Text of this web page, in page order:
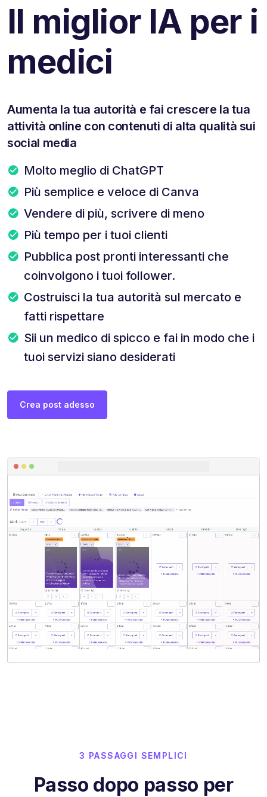
Il miglior IA per i
medici
Aumenta la tua autorità e fai crescere la tua
attività online con contenuti di alta qualità sui
social media
Molto meglio di ChatGPT
Più semplice e veloce di Canva
Vendere di più, scrivere di meno
Più tempo per i tuoi clienti
Pubblica post pronti interessanti che
coinvolgono i tuoi follower.
Costruisci la tua autorità sul mercato e
fatti rispettare
Sii un medico di spicco e fai in modo che i
tuoi servizi siano desiderati
Crea post adesso
3 PASSAGGI SEMPLICI
Passo dopo passo per